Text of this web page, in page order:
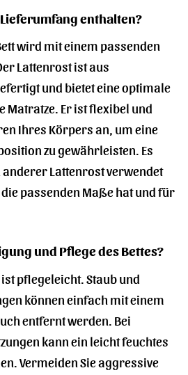
enthalten?
wird mit einem passenden
Lattenrost ist aus
und bietet eine optimale
Matratze. Er ist flexibel und
Ihres Körpers an, um eine
zu gewährleisten. Es
Lattenrost verwendet
passenden Maße hat und für
und Pflege des Bettes?
ist pflegeleicht. Staub und
können einfach mit einem
entfernt werden. Bei
kann ein leicht feuchtes
Vermeiden Sie aggressive